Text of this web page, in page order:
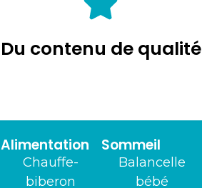
Du contenu de qualité
Alimentation
Chauffe-
biberon
Sommeil
Balancelle
bébé